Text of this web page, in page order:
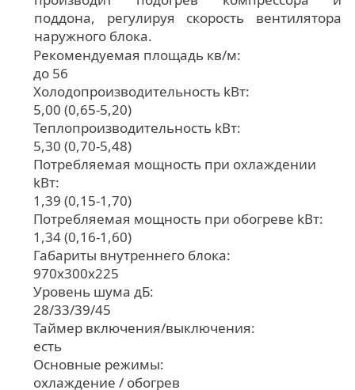
поддона, регулируя скорость вентилятора
наружного блока.
Рекомендуемая площадь кв/м:
до 56
Холодопроизводительность kВт:
5,00 (0,65-5,20)
Теплопроизводительность kВт:
5,30 (0,70-5,48)
Потребляемая мощность при охлаждении
kВт:
1,39 (0,15-1,70)
Потребляемая мощность при обогреве kВт:
1,34 (0,16-1,60)
Габариты внутреннего блока:
970х300х225
Уровень шума дБ:
28/33/39/45
Таймер включения/выключения:
есть
Основные режимы:
охлаждение / обогрев